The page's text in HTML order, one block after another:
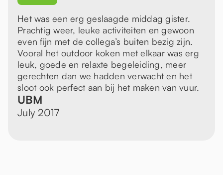
Het was een erg geslaagde middag gister.
Prachtig weer, leuke activiteiten en gewoon
even fijn met de collega’s buiten bezig zijn.
Vooral het outdoor koken met elkaar was erg
leuk, goede en relaxte begeleiding, meer
gerechten dan we hadden verwacht en het
sloot ook perfect aan bij het maken van vuur.
UBM
July 2017